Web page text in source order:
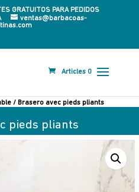
GRATUITOS PARA PEDIDOS
ventas@barbacoas-
Articles 0
/ Brasero avec pieds pliants
pieds pliants